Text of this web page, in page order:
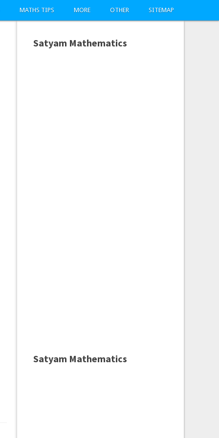
MATHS TIPS MORE OTHER SITEMAP
Satyam Mathematics
Satyam Mathematics